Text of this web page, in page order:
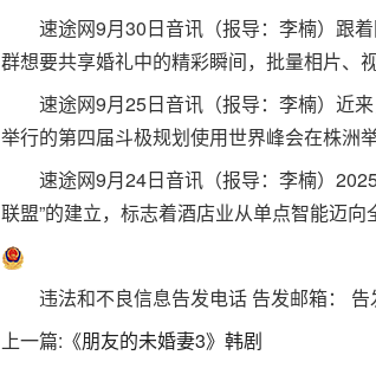
速途网9月30日音讯（报导：李楠）跟着
群想要共享婚礼中的精彩瞬间，批量相片、
速途网9月25日音讯（报导：李楠）近来
举行的第四届斗极规划使用世界峰会在株洲
速途网9月24日音讯（报导：李楠）2025
联盟”的建立，标志着酒店业从单点智能迈向
违法和不良信息告发电话 告发邮箱： 告
上一篇: 《朋友的未婚妻3》韩剧